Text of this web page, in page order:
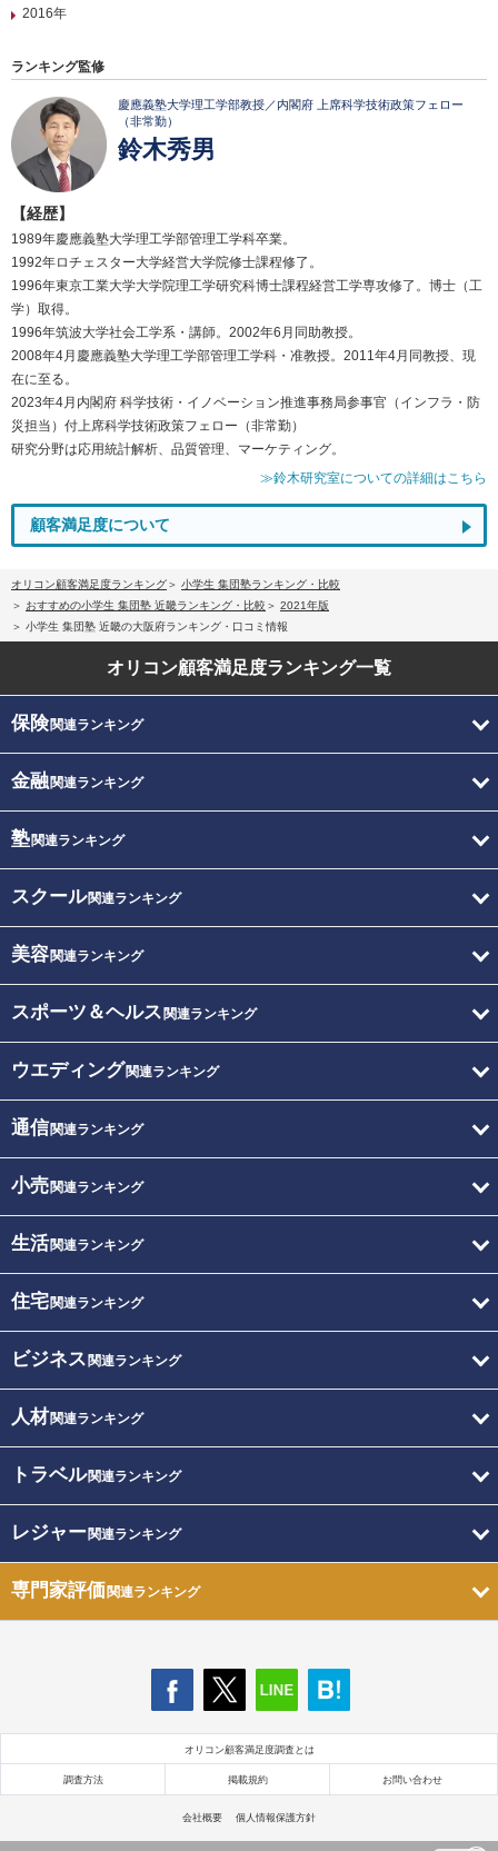
2016年
ランキング監修
慶應義塾大学理工学部教授／内閣府 上席科学技術政策フェロー
（非常勤）
鈴木秀男
【経歴】
1989年慶應義塾大学理工学部管理工学科卒業。
1992年ロチェスター大学経営大学院修士課程修了。
1996年東京工業大学大学院理工学研究科博士課程経営工学専攻修了。博士（工
学）取得。
1996年筑波大学社会工学系・講師。2002年6月同助教授。
2008年4月慶應義塾大学理工学部管理工学科・准教授。2011年4月同教授、現
在に至る。
2023年4月内閣府 科学技術・イノベーション推進事務局参事官（インフラ・防
災担当）付上席科学技術政策フェロー（非常勤）
研究分野は応用統計解析、品質管理、マーケティング。
≫鈴木研究室についての詳細はこちら
顧客満足度について
オリコン顧客満足度ランキング
小学生 集団塾ランキング・比較
おすすめの小学生 集団塾 近畿ランキング・比較
2021年版
小学生 集団塾 近畿の大阪府ランキング・口コミ情報
オリコン顧客満足度ランキング一覧
保険関連ランキング
金融関連ランキング
塾関連ランキング
スクール関連ランキング
美容関連ランキング
スポーツ＆ヘルス 関連ランキング
ウエディング関連ランキング
通信関連ランキング
小売関連ランキング
生活関連ランキング
住宅関連ランキング
ビジネス 関連ランキング
人材関連ランキング
トラベル関連ランキング
レジャー関連ランキング
専門家評価関連ランキング
オリコン顧客満足度調査とは
調査方法 掲載規約 お問い合わせ
会社概要 個人情報保護方針